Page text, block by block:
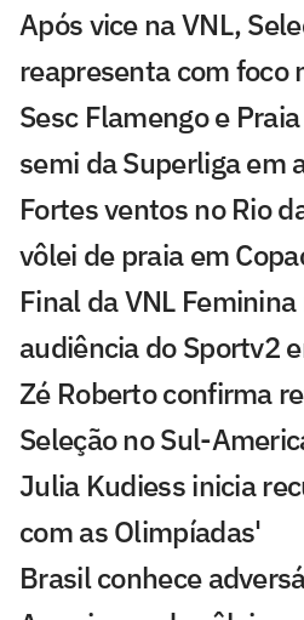
Após vice na VNL,
reapresenta com foco
Sesc Flamengo e
semi da Superliga em
Fortes ventos no Rio
vôlei de praia em
Final da VNL
audiência do Sportv2
Zé Roberto confirma
Seleção no Sul-
Julia Kudiess inicia
com as Olimpíadas'
Brasil conhece